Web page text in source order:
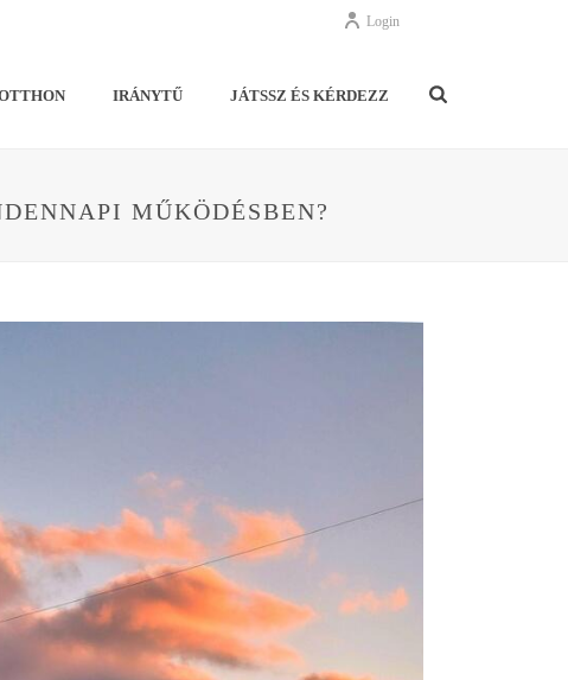
Login
IRÁNYTŰ JÁTSSZ ÉS KÉRDEZZ
MŰKÖDÉSBEN?